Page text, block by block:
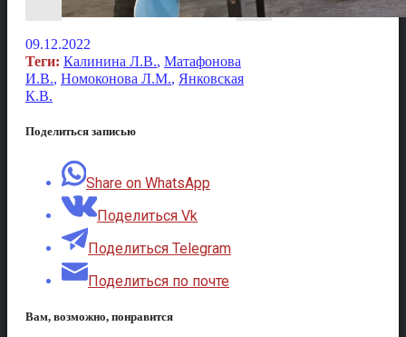
09.12.2022
Теги: Калинина Л.В., Матафонова
И.В., Номоконова Л.М., Янковская
К.В.
Поделиться записью
Share on WhatsApp
Поделиться Vk
Поделиться Telegram
Поделиться по почте
Вам, возможно, понравится